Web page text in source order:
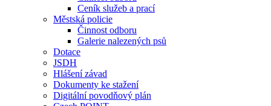
Ceník služeb a prací
Městská policie
Činnost odboru
Galerie nalezených psů
Dotace
JSDH
Hlášení závad
Dokumenty ke stažení
Digitální povodňový plán